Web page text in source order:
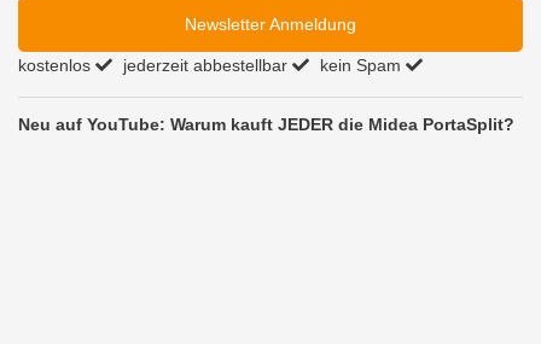
Newsletter Anmeldung
kostenlos jederzeit abbestellbar kein Spam
Neu auf YouTube: Warum kauft JEDER die Midea PortaSplit?